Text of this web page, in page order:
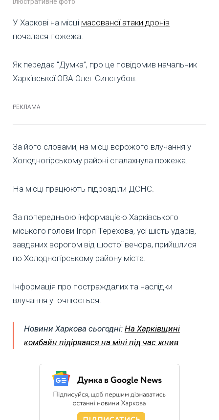
Ілюстративне фото
У Харкові на місці масованої атаки дронів
почалася пожежа.
Як передає "Думка”, про це повідомив начальник
Харківської ОВА Олег Синєгубов.
За його словами, на місці ворожого влучання у
Холодногірському районі спалахнула пожежа.
На місці працюють підрозділи ДСНС.
За попередньою інформацією Харківського
міського голови Ігоря Терехова, усі шість ударів,
завданих ворогом від шостої вечора, прийшлися
по Холодногірському району міста.
Інформація про постраждалих та наслідки
влучання уточнюється.
Новини Харкова сьогодні: На Харківщині
комбайн підірвався на міні під час жнив